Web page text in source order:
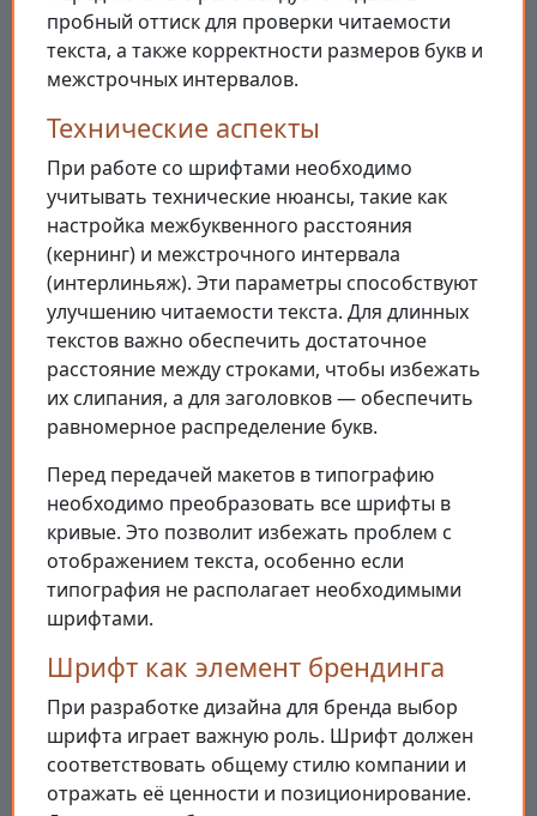
пробный оттиск для проверки читаемости
текста, а также корректности размеров букв и
межстрочных интервалов.
Технические аспекты
При работе со шрифтами необходимо
учитывать технические нюансы, такие как
настройка межбуквенного расстояния
(кернинг) и межстрочного интервала
(интерлиньяж). Эти параметры способствуют
улучшению читаемости текста. Для длинных
текстов важно обеспечить достаточное
расстояние между строками, чтобы избежать
их слипания, а для заголовков — обеспечить
равномерное распределение букв.
Перед передачей макетов в типографию
необходимо преобразовать все шрифты в
кривые. Это позволит избежать проблем с
отображением текста, особенно если
типография не располагает необходимыми
шрифтами.
Шрифт как элемент брендинга
При разработке дизайна для бренда выбор
шрифта играет важную роль. Шрифт должен
соответствовать общему стилю компании и
отражать её ценности и позиционирование.